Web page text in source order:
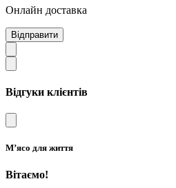
Онлайн доставка
Відправити
Відгуки клієнтів
М’ясо для життя
Вітаємо!